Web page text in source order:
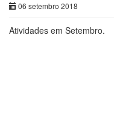
06 setembro 2018
Atividades em Setembro.